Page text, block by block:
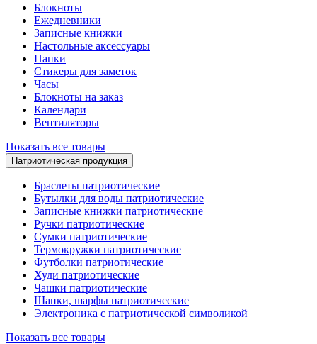
Блокноты
Ежедневники
Записные книжки
Настольные аксессуары
Папки
Стикеры для заметок
Часы
Блокноты на заказ
Календари
Вентиляторы
Показать все товары
Патриотическая продукция
Браслеты патриотические
Бутылки для воды патриотические
Записные книжки патриотические
Ручки патриотические
Сумки патриотические
Термокружки патриотические
Футболки патриотические
Худи патриотические
Чашки патриотические
Шапки, шарфы патриотические
Электроника с патриотической символикой
Показать все товары